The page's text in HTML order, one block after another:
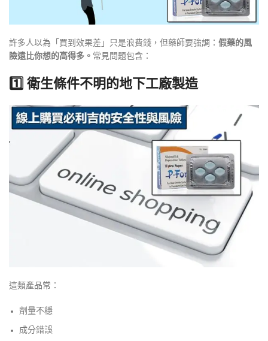
許多人以為「買到效果差」只是浪費錢，但藥師要強調： 假藥的風
險遠比你想的高得多。 常見問題包含：
1️⃣ 衛生條件不明的地下工廠製造
這類產品常：
劑量不穩
成分錯誤